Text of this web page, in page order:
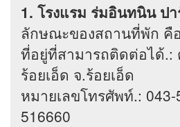
1. โรงแรม ร่มอินทนิน ป
ลักษณะของสถานที่พัก คื
ที่อยู่ที่สามารถติดต่อได้.:
ร้อยเอ็ด จ.ร้อยเอ็ด
หมายเลขโทรศัพท์.: 043-
516660